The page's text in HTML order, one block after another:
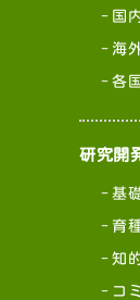
国
海
各
研究開
基
育
知
コ